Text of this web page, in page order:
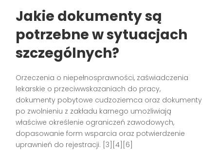
Jakie dokumenty są
potrzebne w sytuacjach
szczególnych?
Orzeczenia o niepełnosprawności, zaświadczenia
lekarskie o przeciwwskazaniach do pracy,
dokumenty pobytowe cudzoziemca oraz dokumenty
po zwolnieniu z zakładu karnego umożliwiają
właściwe określenie ograniczeń zawodowych,
dopasowanie form wsparcia oraz potwierdzenie
uprawnień do rejestracji. [3][4][6]